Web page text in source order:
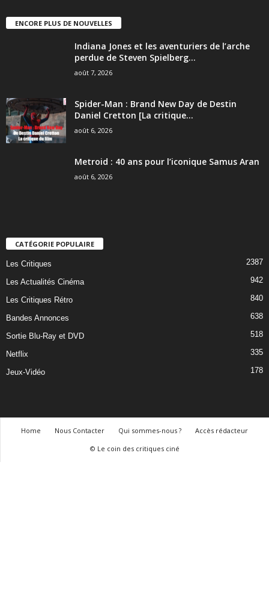
ENCORE PLUS DE NOUVELLES
Indiana Jones et les aventuriers de l’arche
perdue de Steven Spielberg...
août 7, 2026
Spider-Man : Brand New Day de Destin
Daniel Cretton [La critique...
août 6, 2026
Metroid : 40 ans pour l’iconique Samus Aran
août 6, 2026
CATÉGORIE POPULAIRE
Les Critiques 2387
Les Actualités Cinéma 942
Les Critiques Rétro 840
Bandes Annonces 638
Sortie Blu-Ray et DVD 518
Netflix 335
Jeux-Vidéo 178
Home Nous Contacter Qui sommes-nous ?
Accès rédacteur
© Le coin des critiques ciné